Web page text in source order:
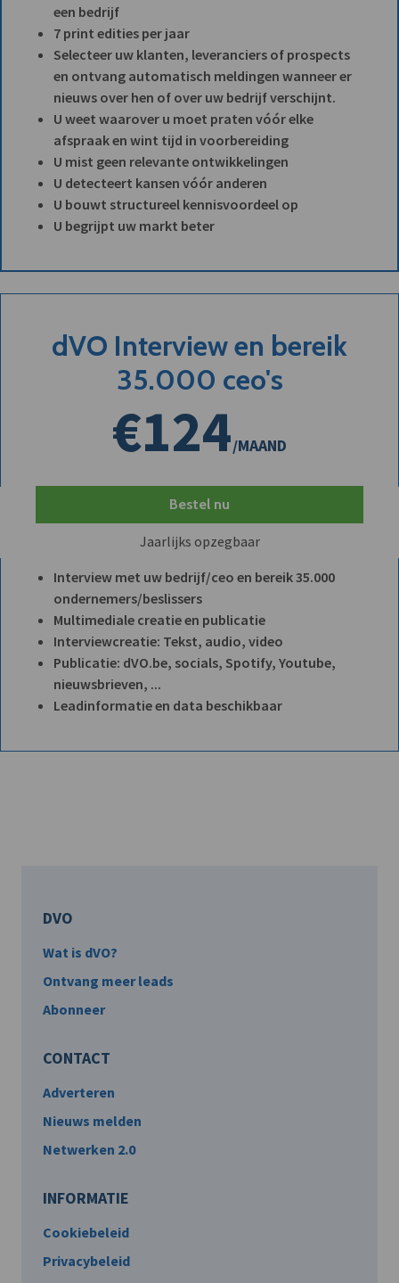
een bedrijf
7 print edities per jaar
Selecteer uw klanten, leveranciers of prospects
en ontvang automatisch meldingen wanneer er
nieuws over hen of over uw bedrijf verschijnt.
U weet waarover u moet praten vóór elke
afspraak en wint tijd in voorbereiding
U mist geen relevante ontwikkelingen
U detecteert kansen vóór anderen
U bouwt structureel kennisvoordeel op
U begrijpt uw markt beter
dVO Interview en bereik
35.000 ceo's
€124/MAAND
Bestel nu
Jaarlijks opzegbaar
Interview met uw bedrijf/ceo en bereik 35.000
ondernemers/beslissers
Multimediale creatie en publicatie
Interviewcreatie: Tekst, audio, video
Publicatie: dVO.be, socials, Spotify, Youtube,
nieuwsbrieven, ...
Leadinformatie en data beschikbaar
DVO
Wat is dVO?
Ontvang meer leads
Abonneer
CONTACT
Adverteren
Nieuws melden
Netwerken 2.0
INFORMATIE
Cookiebeleid
Privacybeleid